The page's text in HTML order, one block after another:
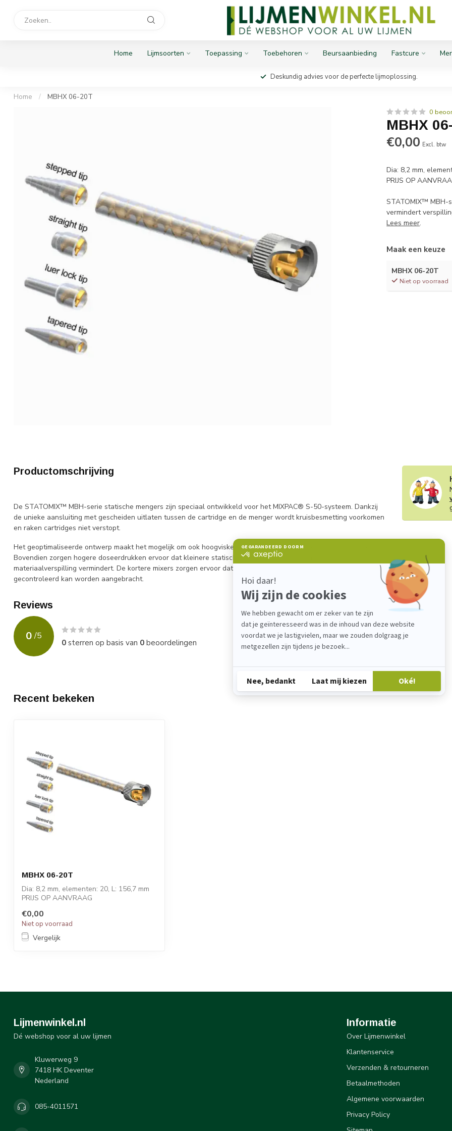
Home Lijmsoorten Toepassing Toebehoren Beursaanbieding Fastcure
Deskundig advies voor de perfecte lijmoplossing.
Home / MBHX 06-20T
0
MBHX
€0,00 Excl. btw
Dia: 8,2 mm,
PRIJS OP
STATOMIX™ MBH-
vermindert
Lees meer.
Maak een keuze
MBHX 06-20T
Niet op voorraad
Productomschrijving
De STATOMIX™ MBH-serie statische mengers zijn speciaal ontwikkeld voor het MIXPAC® S-50-systeem. Dankzij
de unieke aansluiting met gescheiden uitlaten tussen de cartridge en de menger wordt kruisbesmetting voorkomen
en raken cartridges niet verstopt.
Het geoptimaliseerde ontwerp maakt het mogelijk om ook hoogviskeuze lijmen efficiënt te mengen en te doseren.
Bovendien zorgen hogere doseerdrukken ervoor dat kleinere statische mengers gebruikt kunnen worden, wat
materiaalverspilling vermindert. De kortere mixers zorgen ervoor dat de gemengde lijm nauwkeurig en
gecontroleerd kan worden aangebracht.
Reviews
0 /5
0sterren op basis van 0beoordelingen
Je beoordeling toevoegen
Recent bekeken
MBHX 06-20T
Dia: 8,2 mm, elementen: 20, L: 156,7 mm
PRIJS OP AANVRAAG
STATOMIX™ MBH-seri...
€0,00
Niet op voorraad
Vergelijk
Lijmenwinkel.nl
Dé webshop voor al uw lijmen
Kluwerweg 9
7418 HK Deventer
Nederland
085-4011571
Informatie
Over Lijmenwinkel
Klantenservice
Verzenden & retourneren
Betaalmethoden
Algemene voorwaarden
Privacy Policy